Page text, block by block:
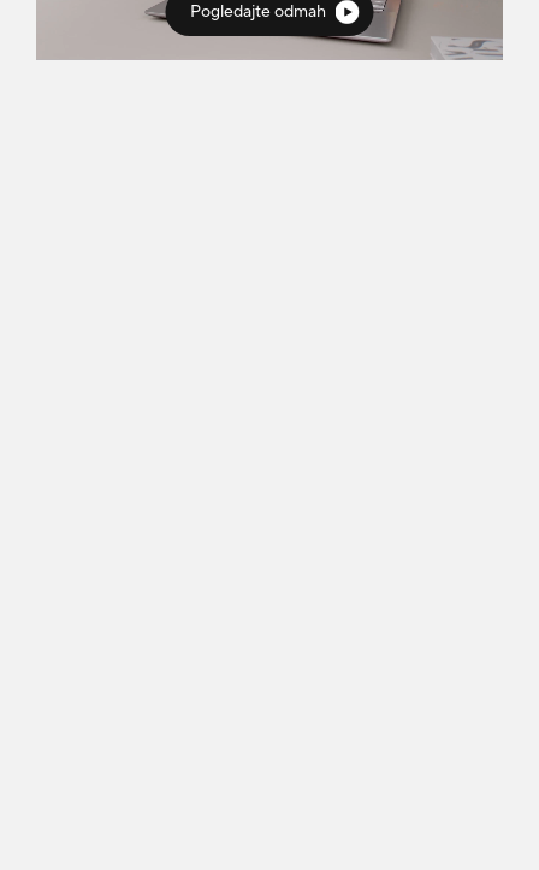
Pogledajte odmah